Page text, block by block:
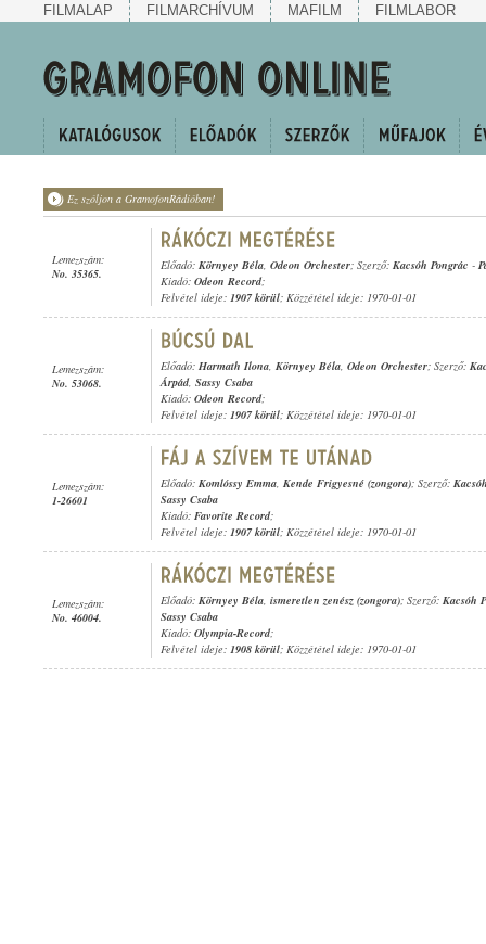
FILMALAP FILMARCHÍVUM MAFILM FILMLABOR
Ez szóljon a GramofonRádióban!
Lemezszám:
No. 35365.
Előadó: Környey Béla, Odeon Orchester; Szerző: Kacsóh Pongrác -
Kiadó: Odeon Record;
Felvétel ideje: 1907 körül; Közzététel ideje: 1970-01-01
Lemezszám:
No. 53068.
Előadó: Harmath Ilona, Környey Béla, Odeon Orchester; Szerző:
Árpád, Sassy Csaba
Kiadó: Odeon Record;
Felvétel ideje: 1907 körül; Közzététel ideje: 1970-01-01
Lemezszám:
1-26601
Előadó: Komlóssy Emma, Kende Frigyesné (zongora); Szerző:
Sassy Csaba
Kiadó: Favorite Record;
Felvétel ideje: 1907 körül; Közzététel ideje: 1970-01-01
Lemezszám:
No. 46004.
Előadó: Környey Béla, ismeretlen zenész (zongora); Szerző: Kacsóh
Sassy Csaba
Kiadó: Olympia-Record;
Felvétel ideje: 1908 körül; Közzététel ideje: 1970-01-01